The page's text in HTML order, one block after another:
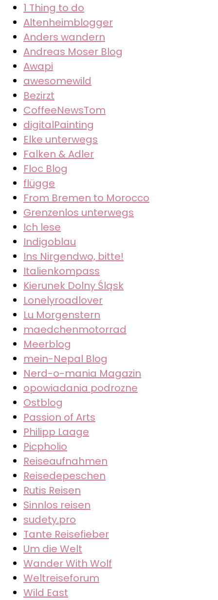
1 Thing to do
Altenheimblogger
Anders wandern
Andreas Moser Blog
Awapi
awesomewild
Bezirzt
CoffeeNewsTom
digitalPainting
Elke unterwegs
Falken & Adler
Floc Blog
flügge
From Bremen to Morocco
Grenzenlos unterwegs
Ich lese
Indigoblau
Ins Nirgendwo, bitte!
Italienkompass
Kierunek Dolny Śląsk
Lonelyroadlover
Lu Morgenstern
maedchenmotorrad
Meerblog
mein-Nepal Blog
Nerd-o-mania Magazin
opowiadania podrozne
Ostblog
Passion of Arts
Philipp Laage
Picpholio
Reiseaufnahmen
Reisedepeschen
Rutis Reisen
Sinnlos reisen
sudety.pro
Tante Reisefieber
Um die Welt
Wander With Wolf
Weltreiseforum
Wild East